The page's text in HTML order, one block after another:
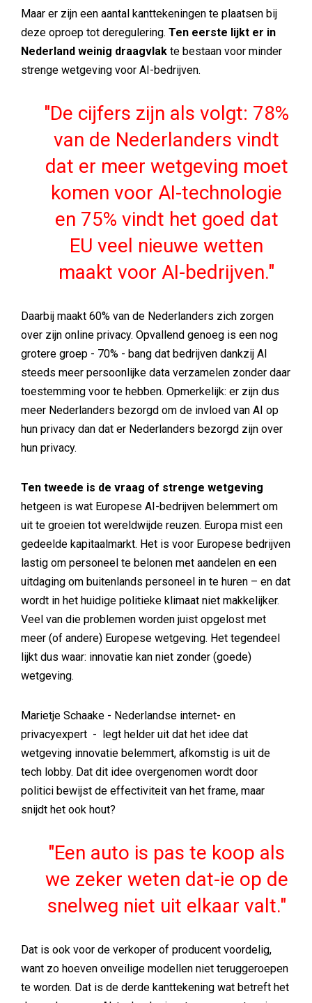
Maar er zijn een aantal kanttekeningen te plaatsen bij
deze oproep tot deregulering. Ten eerste lijkt er in
Nederland weinig draagvlak te bestaan voor minder
strenge wetgeving voor AI-bedrijven.
De cijfers zijn als volgt: 78%
van de Nederlanders vindt
dat er meer wetgeving moet
komen voor AI-technologie
en 75% vindt het goed dat
EU veel nieuwe wetten
maakt voor AI-bedrijven.
Daarbij maakt 60% van de Nederlanders zich zorgen
over zijn online privacy. Opvallend genoeg is een nog
grotere groep - 70% - bang dat bedrijven dankzij AI
steeds meer persoonlijke data verzamelen zonder daar
toestemming voor te hebben. Opmerkelijk: er zijn dus
meer Nederlanders bezorgd om de invloed van AI op
hun privacy dan dat er Nederlanders bezorgd zijn over
hun privacy.
Ten tweede is de vraag of strenge wetgeving
hetgeen is wat Europese AI-bedrijven belemmert om
uit te groeien tot wereldwijde reuzen. Europa mist een
gedeelde kapitaalmarkt. Het is voor Europese bedrijven
lastig om personeel te belonen met aandelen en een
uitdaging om buitenlands personeel in te huren – en dat
wordt in het huidige politieke klimaat niet makkelijker.
Veel van die problemen worden juist opgelost met
meer (of andere) Europese wetgeving. Het tegendeel
lijkt dus waar: innovatie kan niet zonder (goede)
wetgeving.
Marietje Schaake - Nederlandse internet- en
privacyexpert - legt helder uit dat het idee dat
wetgeving innovatie belemmert, afkomstig is uit de
tech lobby. Dat dit idee overgenomen wordt door
politici bewijst de effectiviteit van het frame, maar
snijdt het ook hout?
Een auto is pas te koop als
we zeker weten dat-ie op de
snelweg niet uit elkaar valt.
Dat is ook voor de verkoper of producent voordelig,
want zo hoeven onveilige modellen niet teruggeroepen
te worden. Dat is de derde kanttekening wat betreft het